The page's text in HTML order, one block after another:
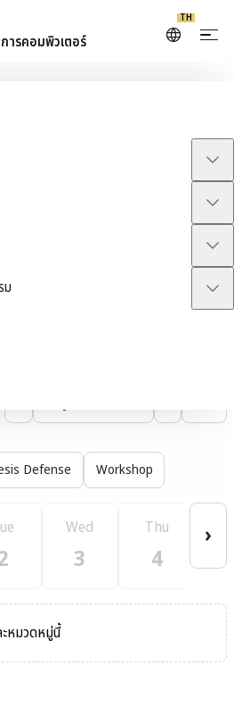
ม
ารคอมพิวเตอร์
TH
จกรรมชุมชนจากภาควิชาคณิตศาสตร์และ
Defense Workshop
Wed
3
Thu
4
›
หมวดหมู่นี้